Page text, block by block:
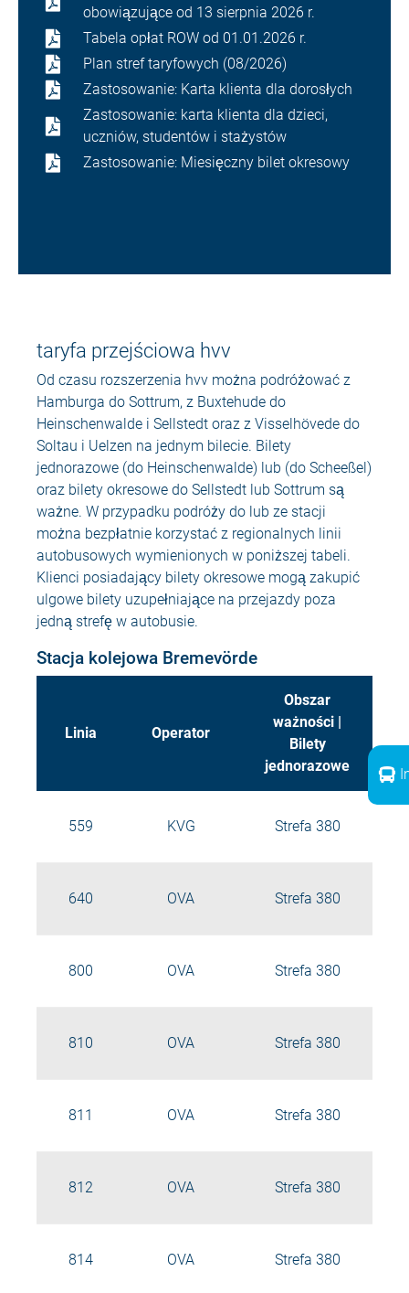
obowiązujące od 13 sierpnia 2026 r.
Tabela opłat ROW od 01.01.2026 r.
Plan stref taryfowych (08/2026)
Zastosowanie: Karta klienta dla dorosłych
Zastosowanie: karta klienta dla dzieci,
uczniów, studentów i stażystów
Zastosowanie: Miesięczny bilet okresowy
taryfa przejściowa hvv
Od czasu rozszerzenia hvv można podróżować z
Hamburga do Sottrum, z Buxtehude do
Heinschenwalde i Sellstedt oraz z Visselhövede do
Soltau i Uelzen na jednym bilecie. Bilety
jednorazowe (do Heinschenwalde) lub (do Scheeßel)
oraz bilety okresowe do Sellstedt lub Sottrum są
ważne. W przypadku podróży do lub ze stacji
można bezpłatnie korzystać z regionalnych linii
autobusowych wymienionych w poniższej tabeli.
Klienci posiadający bilety okresowe mogą zakupić
ulgowe bilety uzupełniające na przejazdy poza
jedną strefę w autobusie.
Stacja kolejowa Bremevörde
Linia Operator
Obszar
ważności |
Bilety
jednorazowe
559 KVG Strefa 380
640 OVA Strefa 380
800 OVA Strefa 380
810 OVA Strefa 380
811 OVA Strefa 380
812 OVA Strefa 380
814 OVA Strefa 380